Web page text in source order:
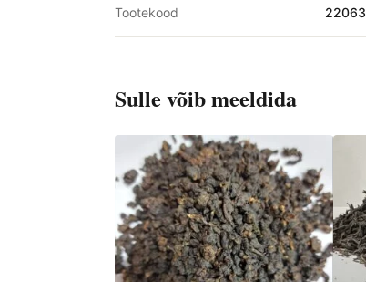
Tootekood 22063
Sulle võib meeldida